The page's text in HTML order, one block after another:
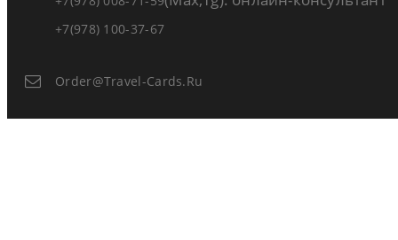
+7(978) 100-37-67
Order@travel-Cards.ru